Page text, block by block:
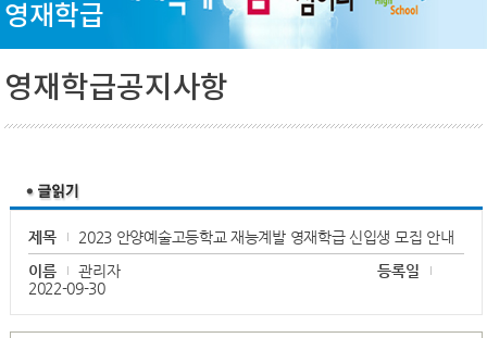
영재학급
영재학급공지사항
제목
2023 안양예술고등학교 재능계발 영재학급 신입생 모집 안내
이름
관리자
등록일
2022-09-30